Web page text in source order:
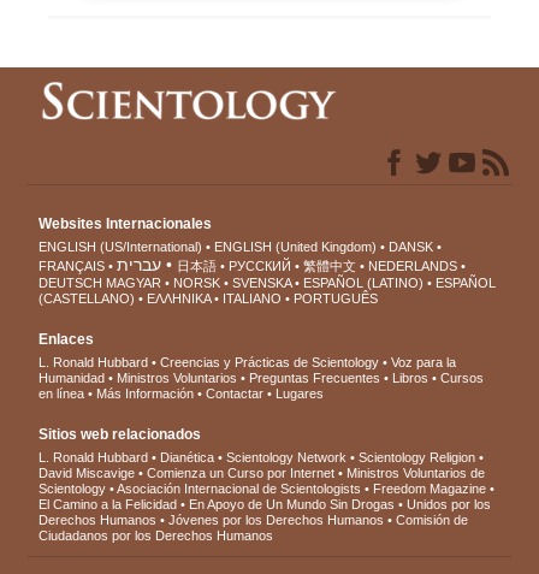
Websites Internacionales
ENGLISH (US/International) ENGLISH (United Kingdom)
DANSK
FRANÇAIS
עברית 日本語 РУССКИЙ 繁體中文
NEDERLANDS
DEUTSCH MAGYAR NORSK SVENSKA ESPAÑOL (LATINO)
ESPAÑOL
(CASTELLANO)
ΕΛΛΗΝΙΚA ITALIANO PORTUGUÊS
Enlaces
L. Ronald Hubbard Creencias y Prácticas de Scientology
Voz para la
Humanidad
Ministros Voluntarios Preguntas Frecuentes Libros
Cursos
en línea
Más Información Contactar Lugares
Sitios web relacionados
L. Ronald Hubbard Dianética Scientology Network
Scientology Religion
David Miscavige
Comienza un Curso por Internet
Ministros Voluntarios de
Scientology
Asociación Internacional de Scientologists
Freedom Magazine
El Camino a la Felicidad
En Apoyo de Un Mundo Sin Drogas
Unidos por los
Derechos Humanos
Jóvenes por los Derechos Humanos
Comisión de
Ciudadanos por los Derechos Humanos